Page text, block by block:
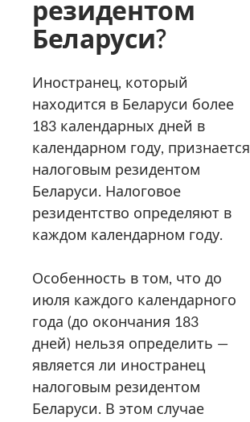
резидентом
Беларуси?
Иностранец, который
находится в Беларуси более
183 календарных дней в
календарном году, признается
налоговым резидентом
Беларуси. Налоговое
резидентство определяют в
каждом календарном году.
Особенность в том, что до
июля каждого календарного
года (до окончания 183
дней) нельзя определить —
является ли иностранец
налоговым резидентом
Беларуси. В этом случае